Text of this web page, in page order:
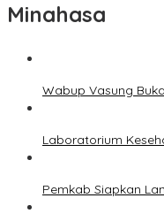
Minahasa
Wabup Vasung
Laboratorium
Pemkab Siapkan